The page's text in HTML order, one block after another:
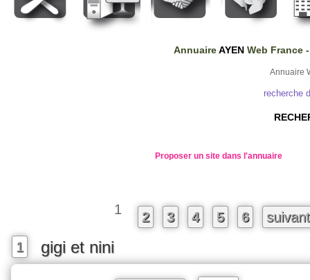
AnnuaireAYENWeb France-
Annuaire
recherche
Proposer un site dans l'annuaire
1 2 3 4 5 6
1
gigi et nini